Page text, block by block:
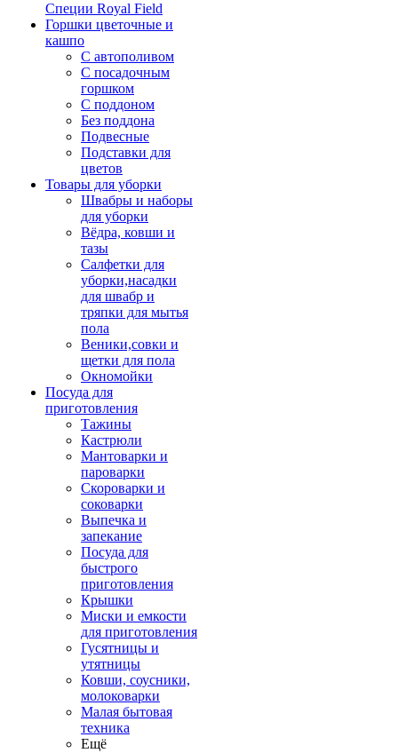
Специи Royal Field
Горшки цветочные и
кашпо
С автополивом
С посадочным
горшком
С поддоном
Без поддона
Подвесные
Подставки для
цветов
Товары для уборки
Швабры и наборы
для уборки
Вёдра, ковши и
тазы
Салфетки для
уборки,насадки
для швабр и
тряпки для мытья
пола
Веники,совки и
щетки для пола
Окномойки
Посуда для
приготовления
Тажины
Кастрюли
Мантоварки и
пароварки
Скороварки и
соковарки
Выпечка и
запекание
Посуда для
быстрого
приготовления
Крышки
Миски и емкости
для приготовления
Гусятницы и
утятницы
Ковши, соусники,
молоковарки
Малая бытовая
техника
Ещё